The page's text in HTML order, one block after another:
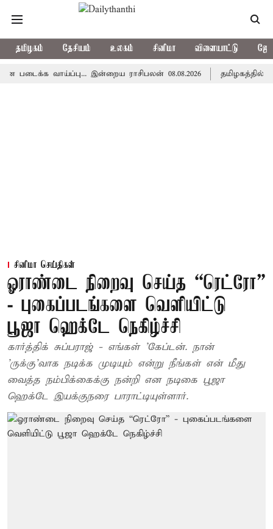
தமிழகம் தேசியம் உலகம் சினிமா விளையாட்டு
வாய்ப்பு... இன்றைய ராசிபலன் 08.08.2026 தமிழகத்தில் இன்று
சினிமா செய்திகள்
ஓராண்டை நிறைவு செய்த “ரெட்ரோ”
- புகைப்படங்களை வெளியிட்டு
பூஜா ஹெக்டே நெகிழ்ச்சி
கார்த்திக் சுப்பராஜ் - எங்கள் 'கேப்டன். நான்
'ருக்கு'வாக நடிக்க முடியும் என்று நீங்கள் என் மீது
வைத்த நம்பிக்கைக்கு நன்றி என நடிகை பூஜா
ஹெக்டே இயக்குநரை பாராட்டியுள்ளார்.